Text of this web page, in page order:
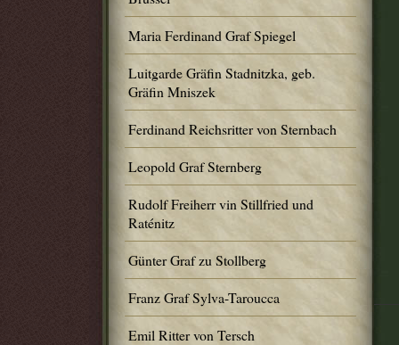
Maria Ferdinand Graf Spiegel
Luitgarde Gräfin Stadnitzka, geb.
Gräfin Mniszek
Ferdinand Reichsritter von Sternbach
Leopold Graf Sternberg
Rudolf Freiherr vin Stillfried und
Raténitz
Günter Graf zu Stollberg
Franz Graf Sylva-Taroucca
Emil Ritter von Tersch